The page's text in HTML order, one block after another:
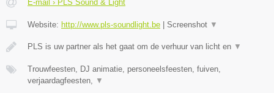
E-mail › PLS Sound & Light
Website: http://www.pls-soundlight.be | Screenshot ▼
PLS is uw partner als het gaat om de verhuur van licht en ▼
Trouwfeesten, DJ animatie, personeelsfeesten, fuiven,
verjaardagfeesten,
▼